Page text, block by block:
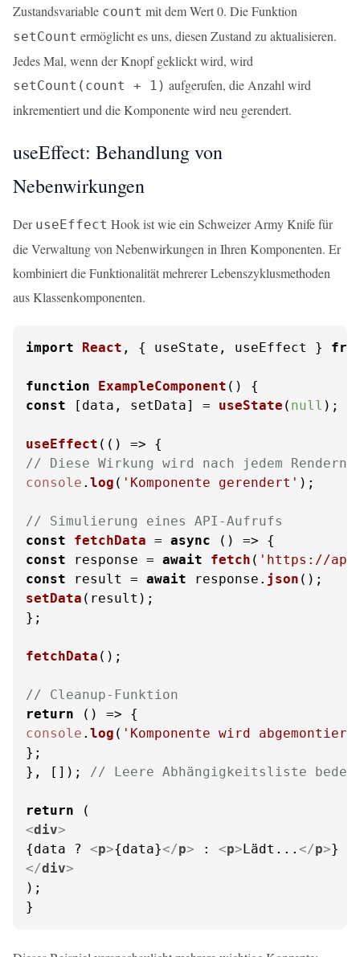
Zustandsvariable count mit dem Wert 0. Die Funktion
setCount ermöglicht es uns, diesen Zustand zu aktualisieren.
Jedes Mal, wenn der Knopf geklickt wird, wird
setCount(count + 1) aufgerufen, die Anzahl wird
inkrementiert und die Komponente wird neu gerendert.
useEffect: Behandlung von
Nebenwirkungen
Der useEffect Hook ist wie ein Schweizer Army Knife für
die Verwaltung von Nebenwirkungen in Ihren Komponenten. Er
kombiniert die Funktionalität mehrerer Lebenszyklusmethoden
aus Klassenkomponenten.
import React , { useState, useEffect }
function ExampleComponent (
const [data, setData] = useState ( null );
useEffect ( () =>
// Diese Wirkung wird nach jedem Rendern
console . log ( 'Komponente gerendert' );
// Simulierung eines API-Aufrufs
const
fetchData = async (
const response = await fetch ( 'https://
const result = await response. json
setData (result);
};
fetchData ();
// Cleanup-Funktion
return
() =>
console . log ( 'Komponente wird
};
}, []); // Leere Abhängigkeitsliste
return
<div>
{data ? <p>{data}</p> : <p>Lädt... </p>
</div>
);
}